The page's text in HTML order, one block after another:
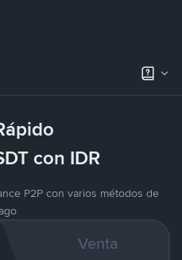
con IDR
P2P con varios métodos de
Venta